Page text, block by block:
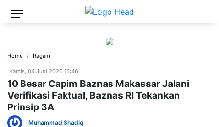
Home Ragam
Kamis, 04 Juni 2026 15:46
10 Besar Capim Baznas Makassar Jalani
Verifikasi Faktual, Baznas RI Tekankan
Prinsip 3A
Muhammad Shadiq